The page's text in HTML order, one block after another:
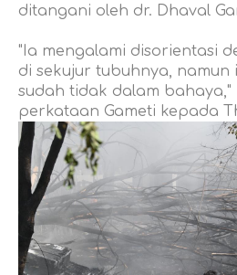
ditangani oleh dr. Dhaval
"Ia mengalami disorientasi
di sekujur tubuhnya, namun
sudah tidak dalam bahaya,"
perkataan Gameti kepada